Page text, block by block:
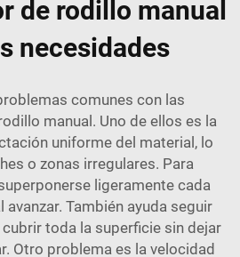
de rodillo manual
necesidades
comunes con las
manual. Uno de ellos es la
uniforme del material, lo
o zonas irregulares. Para
ligeramente cada
También ayuda seguir
toda la superficie sin dejar
Otro problema es la velocidad